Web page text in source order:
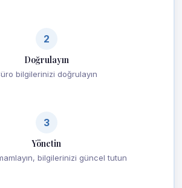
2
Doğrulayın
bilgilerinizi doğrulayın
3
Yönetin
bilgilerinizi güncel tutun